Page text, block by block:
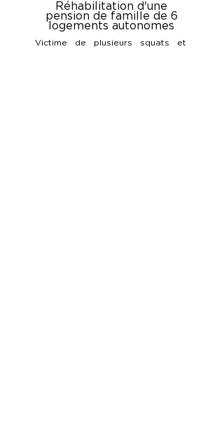
Réhabilitation d'une
pension de famille de 6
logements autonomes
Victime de plusieurs squats et